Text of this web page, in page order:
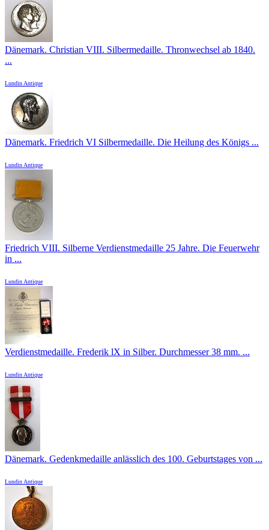
Dänemark. Christian VIII. Silbermedaille. Thronwechsel ab 1840.
...
Lundin Antique
Dänemark. Friedrich VI Silbermedaille. Die Heilung des Königs ...
Lundin Antique
Friedrich VIII. Silberne Verdienstmedaille 25 Jahre. Die Feuerwehr
in ...
Lundin Antique
Verdienstmedaille. Frederik lX in Silber. Durchmesser 38 mm. ...
Lundin Antique
Dänemark. Gedenkmedaille anlässlich des 100. Geburtstages von ...
Lundin Antique